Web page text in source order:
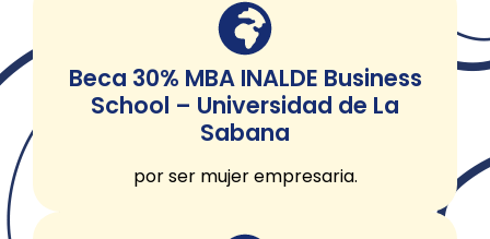
Beca 30% MBA INALDE Business
School – Universidad de La
Sabana
por ser mujer empresaria.